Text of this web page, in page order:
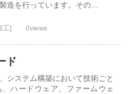
造を行っています。その…
工] 0views
ド
システム構築において技術ごと
ハードウェア、ファームウェ